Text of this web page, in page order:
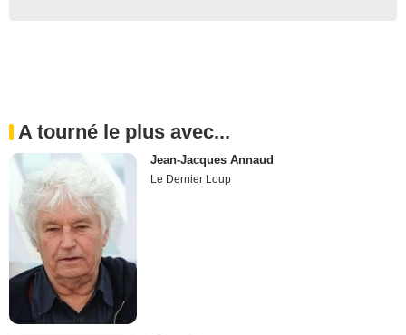
A tourné le plus avec...
Jean-Jacques Annaud
Le Dernier Loup